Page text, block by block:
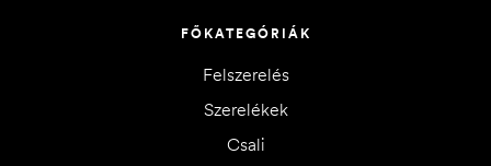
FŐKATEGÓRIÁK
Felszerelés
Szerelékek
Csali